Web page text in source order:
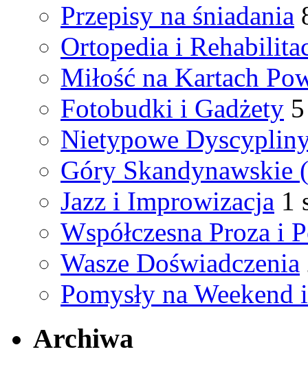
Przepisy na śniadania
Ortopedia i
Miłość na Kartach
Fotobudki i Gadżety
Nietypowe
Góry Skandynawskie
Jazz i Improwizacja 1
Współczesna Proza i
Wasze Doświadczenia
Pomysły na
Archiwa